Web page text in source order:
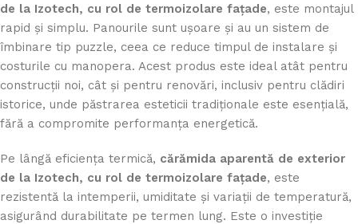
de la Izotech, cu rol de termoizolare fațade, este montajul
rapid și simplu. Panourile sunt ușoare și au un sistem de
îmbinare tip puzzle, ceea ce reduce timpul de instalare și
costurile cu manopera. Acest produs este ideal atât pentru
construcții noi, cât și pentru renovări, inclusiv pentru clădiri
istorice, unde păstrarea esteticii tradiționale este esențială,
fără a compromite performanța energetică.
Pe lângă eficiența termică, cărămida aparentă de exterior
de la Izotech, cu rol de termoizolare fațade, este
rezistentă la intemperii, umiditate și variații de temperatură,
asigurând durabilitate pe termen lung. Este o investiție